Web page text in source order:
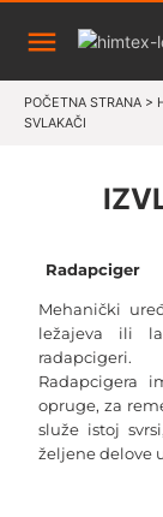
POČETNA STRANA >
SVLAKAČI
Radapciger
Mehanički
ležajeva ili
radapcigeri.
Radapcigera
opruge, za
služe istoj
željene delove